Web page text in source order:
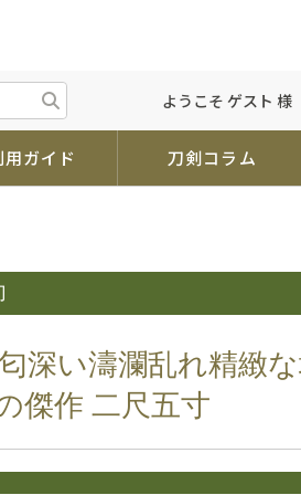
ようこそ ゲスト 様
用ガイド 刀剣コラム
深い濤瀾乱れ精緻
傑作 二尺五寸